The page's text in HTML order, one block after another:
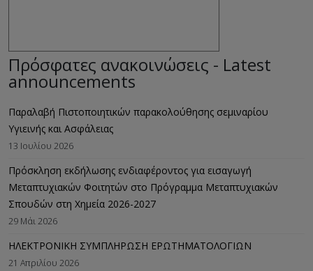
Πρόσφατες ανακοινώσεις - Latest
announcements
Παραλαβή Πιστοποιητικών παρακολούθησης σεμιναρίου
Υγιεινής και Ασφάλειας
13 Ιουλίου 2026
Πρόσκληση εκδήλωσης ενδιαφέροντος για εισαγωγή
Μεταπτυχιακών Φοιτητών στο Πρόγραμμα Μεταπτυχιακών
Σπουδών στη Χημεία 2026-2027
29 Μάι 2026
ΗΛΕΚΤΡΟΝΙΚΗ ΣΥΜΠΛΗΡΩΣΗ ΕΡΩΤΗΜΑΤΟΛΟΓΙΩΝ
21 Απριλίου 2026